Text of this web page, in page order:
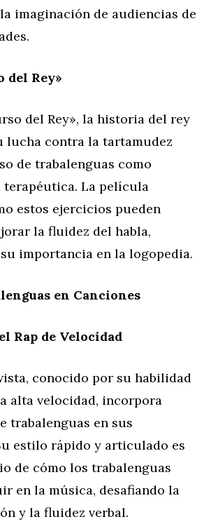
imaginación de audiencias de
del Rey»
del Rey», la historia del rey
lucha contra la tartamudez
de trabalenguas como
terapéutica. La película
estos ejercicios pueden
la fluidez del habla,
importancia en la logopedia.
en Canciones
Rap de Velocidad
conocido por su habilidad
alta velocidad, incorpora
trabalenguas en sus
estilo rápido y articulado es
de cómo los trabalenguas
en la música, desafiando la
y la fluidez verbal.